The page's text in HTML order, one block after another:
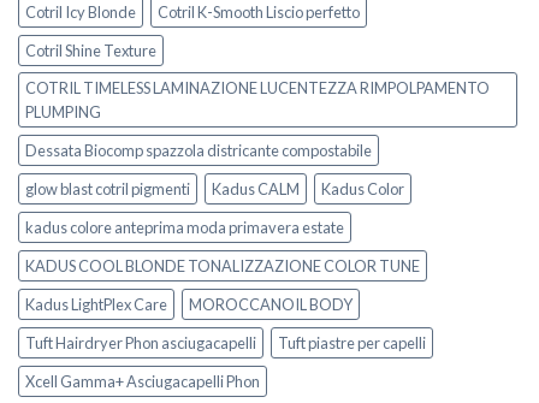
Cotril Icy Blonde
Cotril K-Smooth Liscio perfetto
Cotril Shine Texture
COTRIL TIMELESS LAMINAZIONE LUCENTEZZA RIMPOLPAMENTO
PLUMPING
Dessata Biocomp spazzola districante compostabile
glow blast cotril pigmenti
Kadus CALM
Kadus Color
kadus colore anteprima moda primavera estate
KADUS COOL BLONDE TONALIZZAZIONE COLOR TUNE
Kadus LightPlex Care
MOROCCANOIL BODY
Tuft Hairdryer Phon asciugacapelli
Tuft piastre per capelli
Xcell Gamma+ Asciugacapelli Phon